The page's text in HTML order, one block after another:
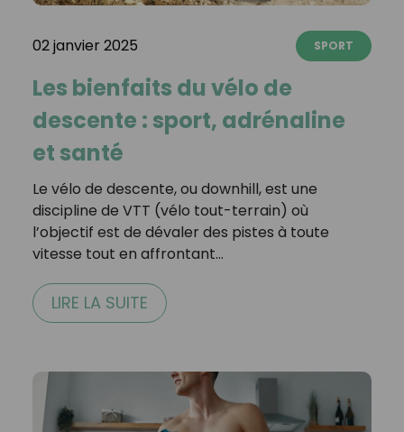
02 janvier 2025 SPORT
Les bienfaits du vélo de
descente : sport, adrénaline
et santé
Le vélo de descente, ou downhill, est une
discipline de VTT (vélo tout-terrain) où
l’objectif est de dévaler des pistes à toute
vitesse tout en affrontant…
LIRE LA SUITE